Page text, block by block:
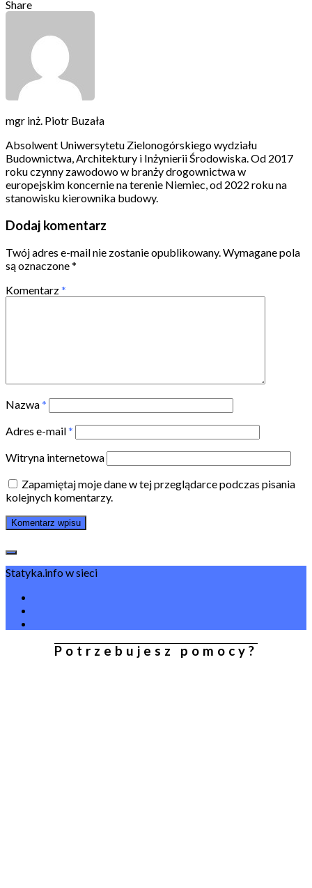
Share
mgr inż. Piotr Buzała
Absolwent Uniwersytetu Zielonogórskiego wydziału
Budownictwa, Architektury i Inżynierii Środowiska. Od 2017
roku czynny zawodowo w branży drogownictwa w
europejskim koncernie na terenie Niemiec, od 2022 roku na
stanowisku kierownika budowy.
Dodaj komentarz
Twój adres e-mail nie zostanie opublikowany.Wymagane pola
są oznaczone*
Komentarz*
Nazwa*
Adres e-mail*
Witryna internetowa
Zapamiętaj moje dane w tej przeglądarce podczas pisania
kolejnych komentarzy.
Statyka.info w sieci
Potrzebujesz pomocy?